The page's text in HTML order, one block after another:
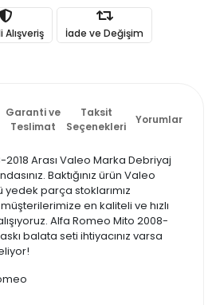
İade ve Değişim
Garanti ve
Teslimat
Taksit
Seçenekleri
Yorumlar
Arası Valeo Marka Debriyaj
Baktığınız ürün Valeo
yedek parça stoklarımız
en kaliteli ve hızlı
Alfa Romeo Mito 2008-
balata seti ihtiyacınız varsa